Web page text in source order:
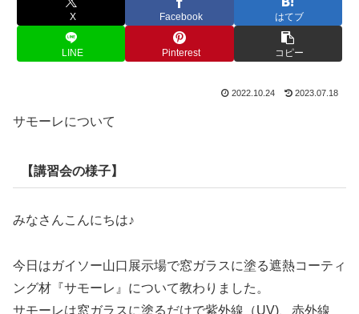
X Facebook はてブ
LINE Pinterest コピー
2022.10.24 2023.07.18
サモーレについて
【講習会の様子】
みなさんこんにちは♪
今日はガイソー山口展示場で窓ガラスに塗る遮熱コーティ
ング材『サモーレ』について教わりました。
サモーレは窓ガラスに塗るだけで紫外線（UV)、赤外線